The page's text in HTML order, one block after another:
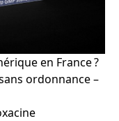
en France ?
ordonnance –